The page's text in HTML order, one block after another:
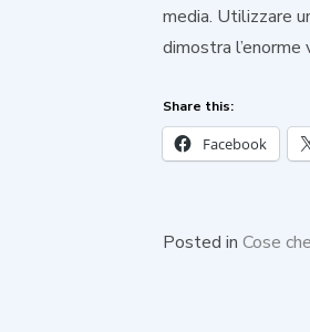
media. Utilizzare
dimostra l’enorme
Share this:
Facebook
Posted in Cose